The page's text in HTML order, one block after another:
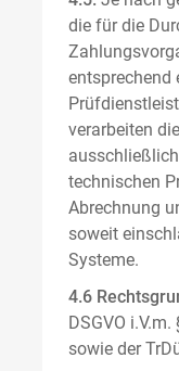
die für die
entsprechend
verarbeiten
technischen
Abrechnung
soweit
Systeme.
4.6
DSGVO
sowie der